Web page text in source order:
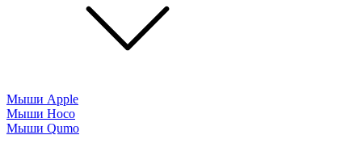
Мыши Apple
Мыши Hoco
Мыши Qumo